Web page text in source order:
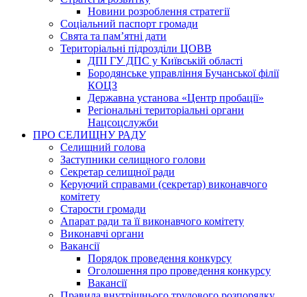
Новини розроблення стратегії
Соціальний паспорт громади
Свята та пам’ятні дати
Територіальні підрозділи ЦОВВ
ДПІ ГУ ДПС у Київській області
Бородянське управління Бучанської філії
КОЦЗ
Державна установа «Центр пробації»
Регіональні територіальні органи
Нацсоцслужби
ПРО СЕЛИЩНУ РАДУ
Селищний голова
Заступники селищного голови
Секретар селищної ради
Керуючий справами (секретар) виконавчого
комітету
Старости громади
Апарат ради та її виконавчого комітету
Виконавчі органи
Вакансії
Порядок проведення конкурсу
Оголошення про проведення конкурсу
Вакансії